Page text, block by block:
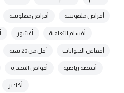
أقراص ملهوسة أقراص مهلوسة
أقسام التعلمية أقشور
أقفاص الحيوانات أقل من 20 سنة
أقمصة رياضية أقواص المخدرة
أكادير